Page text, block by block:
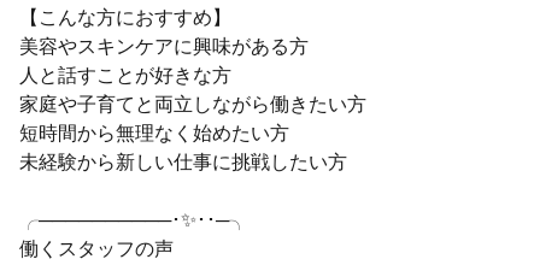
【こんな方におすすめ】
美容やスキンケアに興味がある方
人と話すことが好きな方
家庭や子育てと両立しながら働きたい方
短時間から無理なく始めたい方
未経験から新しい仕事に挑戦したい方
╭──────────･✨･･─╮
働くスタッフの声